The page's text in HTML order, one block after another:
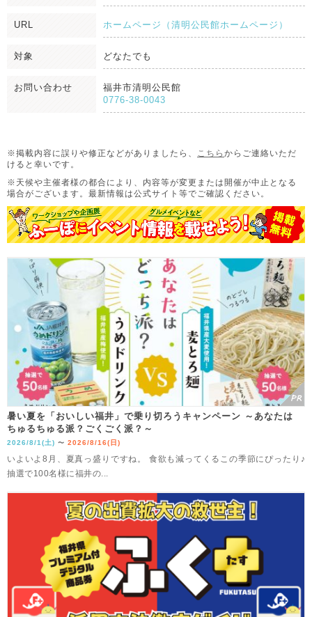
URL ホームページ（清明公民館ホームページ）
対象 どなたでも
お問い合わせ
福井市清明公民館
0776-38-0043
※掲載内容に誤りや修正などがありましたら、 こちら からご連絡いただ
けると幸いです。
※天候や主催者様の都合により、内容等が変更または開催が中止となる
場合がございます。 最新情報は公式サイト等でご確認ください。
暑い夏を「おいしい福井」で乗り切ろうキャンペーン ～あなたは
ちゅるちゅる派？ごくごく派？～
2026/8/1(土) 〜 2026/8/16(日)
いよいよ8月、夏真っ盛りですね。 食欲も減ってくるこの季節にぴったり♪
抽選で100名様に福井の...